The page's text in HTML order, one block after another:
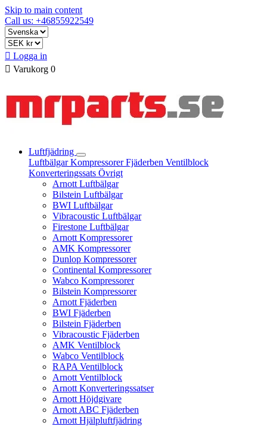
Skip to main content
Call us: +46855922549
 Logga in
 Varukorg 0
Luftfjädring
LuftbälgarKompressorerFjäderben Ventilblock
Konverteringssats Övrigt
Arnott Luftbälgar
Bilstein Luftbälgar
BWI Luftbälgar
Vibracoustic Luftbälgar
Firestone Luftbälgar
Arnott Kompressorer
AMK Kompressorer
Dunlop Kompressorer
Continental Kompressorer
Wabco Kompressorer
Bilstein Kompressorer
Arnott Fjäderben
BWI Fjäderben
Bilstein Fjäderben
Vibracoustic Fjäderben
AMK Ventilblock
Wabco Ventilblock
RAPA Ventilblock
Arnott Ventilblock
Arnott Konverteringssatser
Arnott Höjdgivare
Arnott ABC Fjäderben
Arnott Hjälpluftfjädring